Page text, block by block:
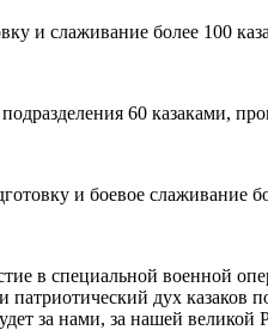
и слаживание более 100
60 казаками,
и боевое слаживание
в специальной военной
дух
за нами, за нашей